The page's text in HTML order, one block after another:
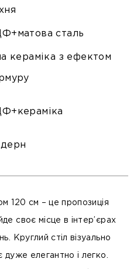
сталь
кераміка з ефектом
120 см – це пропозиція
своє місце в інтер’єрах
Круглий стіл візуально
дуже елегантно і легко.